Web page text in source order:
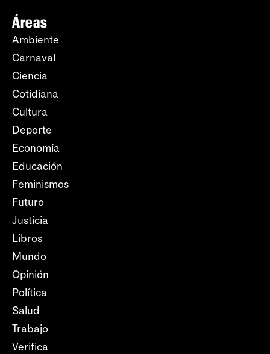
Áreas
Ambiente
Carnaval
Ciencia
Cotidiana
Cultura
Deporte
Economía
Educación
Feminismos
Futuro
Justicia
Libros
Mundo
Opinión
Política
Salud
Trabajo
Verifica